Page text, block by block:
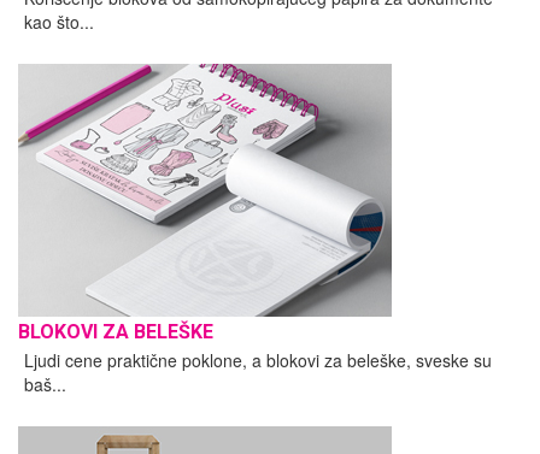
kao što...
BLOKOVI ZA BELEŠKE
Ljudi cene praktične poklone, a blokovi za beleške, sveske su
baš...